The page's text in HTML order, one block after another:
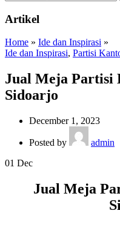
Artikel
Home » Ide dan Inspirasi »
Ide dan Inspirasi, Partisi
Jual Meja Partisi
Sidoarjo
December 1, 2023
Posted by
admin
01 Dec
Jual Meja